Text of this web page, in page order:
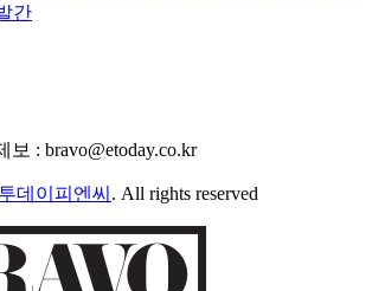
간
: bravo@etoday.co.kr
데이피엔씨 . All rights reserved